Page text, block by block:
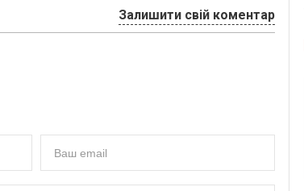
Залишити свій коментар